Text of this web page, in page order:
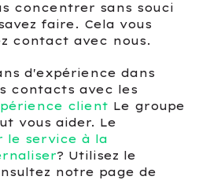
concentrer sans souci
faire. Cela vous
contact avec nous.
d'expérience dans
contacts avec les
client Le groupe
vous aider. Le
le service à la
? Utilisez le
notre page de